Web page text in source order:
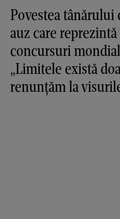
Povestea
auz care
concursuri
„Limitele există
renunțăm la